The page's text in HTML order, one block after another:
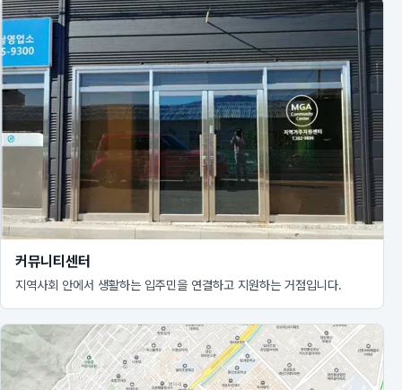
커뮤니티센터
지역사회 안에서 생활하는 입주민을 연결하고 지원하는 거점입니다.